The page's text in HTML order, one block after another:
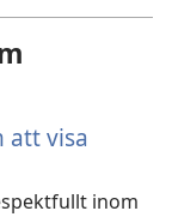
att visa
inom